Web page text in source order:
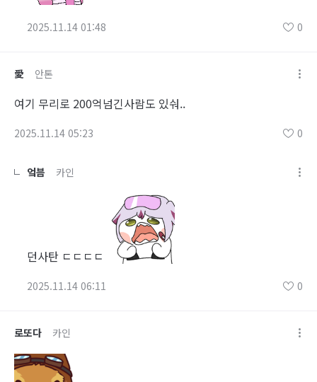
2025.11.14 01:48 0
愛 안톤
여기 무리로 200억넘긴사람도 있숴..
2025.11.14 05:23 0
엌븜 카인
던사탄 ㄷㄷㄷㄷ
2025.11.14 06:11 0
로또다 카인